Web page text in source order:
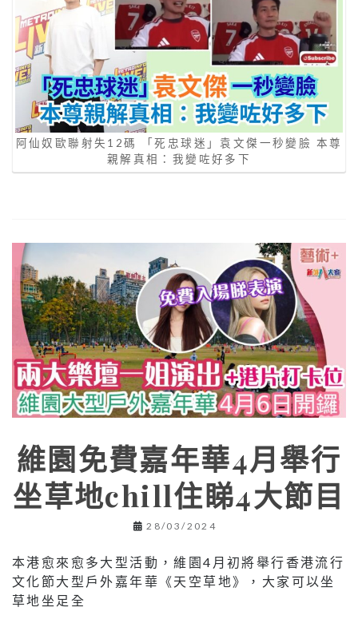
阿仙奴歐聯射失12碼 「死忠球迷」袁文傑一秒變臉 本尊
親解真相：我變咗好多下
維園免費嘉年華4月舉行
坐草地chill住睇4大節目
28/03/2024
本港愈來愈多大型活動，維園4月初將舉行香港流行
文化節大型戶外嘉年華《天空草地》，大家可以坐
草地坐足全